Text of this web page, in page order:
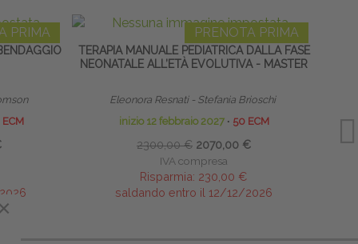
PRIMA PRENOTA PRIMA
TERAPIA MANUALE PEDIATRICA DALLA FASE
NEONATALE ALL’ETÀ EVOLUTIVA - MASTER
Eleonora Resnati - Stefania Brioschi
inizio 12 febbraio 2027 ∙ 50 ECM
2300,00 € 2070,00 €
IVA compresa
Risparmia: 230,00 €
saldando entro il 12/12/2026